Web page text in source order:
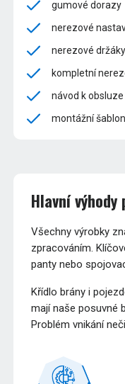
gumové dorazy
nerezové
nerezové
kompletní
návod k obsluze
montážní
Hlavní výhody
Všechny výrobky
zpracováním.
panty nebo
Křídlo brány i
mají naše posuvné
Problém vnikání